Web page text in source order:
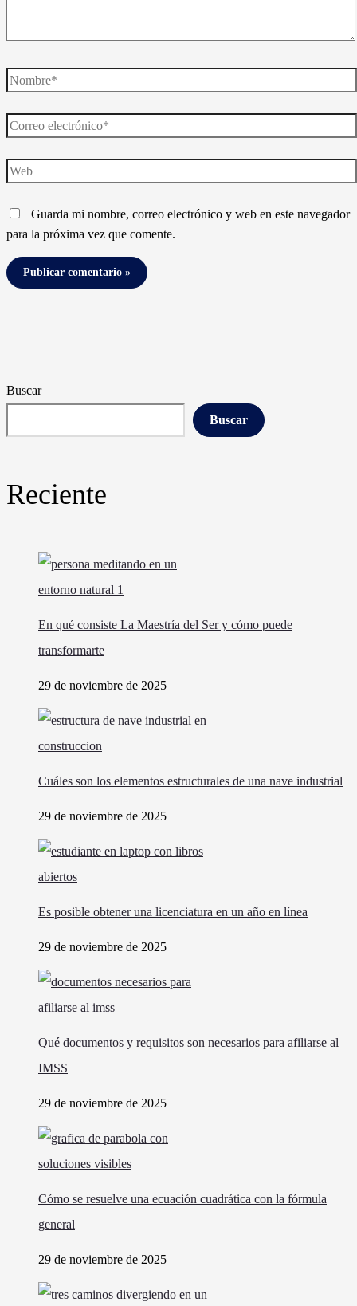
Nombre*
Correo
electrónico*
Web
Guarda mi nombre, correo electrónico y web en este navegador
para la próxima vez que comente.
Buscar
Buscar
Reciente
En qué consiste La Maestría del Ser y cómo puede
transformarte
29 de noviembre de 2025
Cuáles son los elementos estructurales de una nave industrial
29 de noviembre de 2025
Es posible obtener una licenciatura en un año en línea
29 de noviembre de 2025
Qué documentos y requisitos son necesarios para afiliarse al
IMSS
29 de noviembre de 2025
Cómo se resuelve una ecuación cuadrática con la fórmula
general
29 de noviembre de 2025